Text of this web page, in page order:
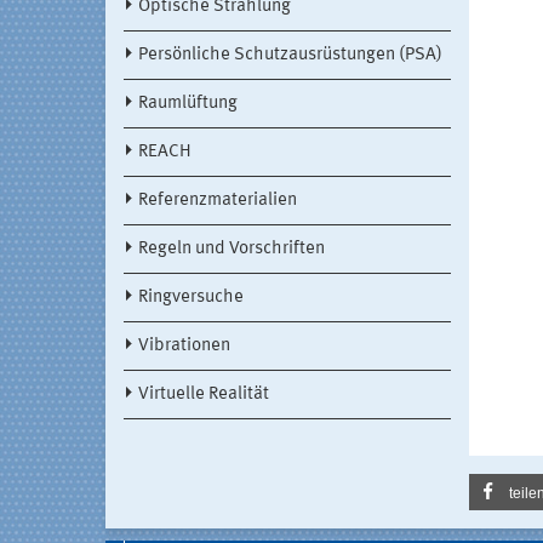
Optische Strahlung
Persönliche Schutzausrüstungen (PSA)
Raumlüftung
REACH
Referenzmaterialien
Regeln und Vorschriften
Ringversuche
Vibrationen
Virtuelle Realität
teilen